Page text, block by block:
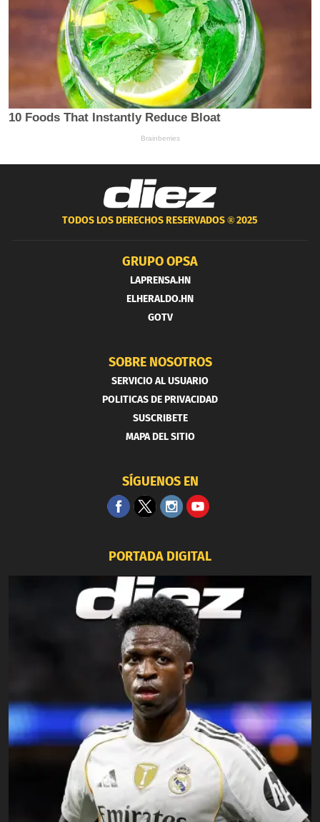
TODOS LOS DERECHOS RESERVADOS ®2025
GRUPO OPSA
LAPRENSA.HN
ELHERALDO.HN
GOTV
SOBRE NOSOTROS
SERVICIO AL USUARIO
POLITICAS DE PRIVACIDAD
SUSCRIBETE
MAPA DEL SITIO
SÍGUENOS EN
PORTADA DIGITAL